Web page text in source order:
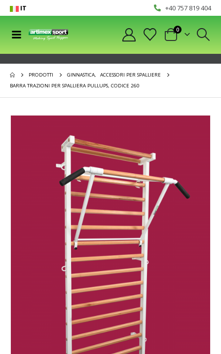
IT +40 757 819 404
0
PRODOTTI GINNASTICA,
ACCESSORI PER SPALLIERE
BARRA TRAZIONI PER SPALLIERA PULLUPS, CODICE 260